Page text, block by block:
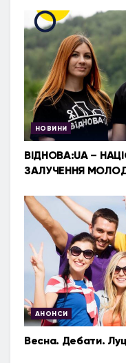
НОВИНИ
ВІДНОВА:UA –
ЗАЛУЧЕННЯ
АНОНСИ
Весна. Дебати.